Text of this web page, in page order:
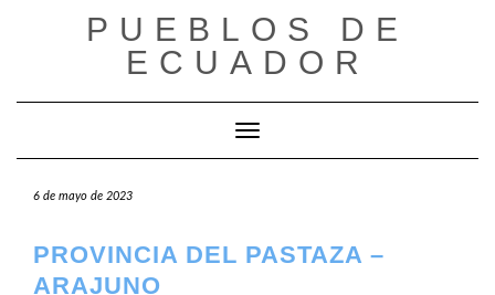
PUEBLOS DE
ECUADOR
Cambiar modo de navegación
6 de mayo de 2023
PROVINCIA DEL PASTAZA –
ARAJUNO